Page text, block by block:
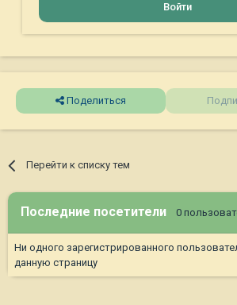
Войти
Поделиться
Перейти к списку тем
Последние посетители 0
Ни одного зарегистрированного
данную страницу